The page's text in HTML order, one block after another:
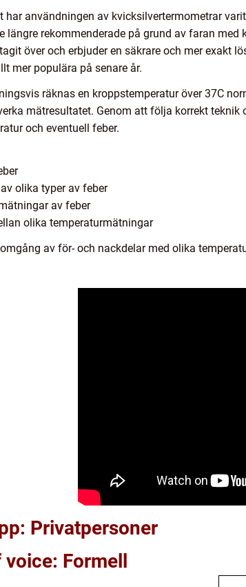
har användningen av kvicksilvertermometrar
längre rekommenderade på grund av faran
över och erbjuder en säkrare och mer exakt
mer populära på senare år.
räknas en kroppstemperatur över 37C
mätresultatet. Genom att följa korrekt
och eventuell feber.
olika typer av feber
av feber
olika temperaturmätningar
av för- och nackdelar med olika
Privatpersoner
Formell